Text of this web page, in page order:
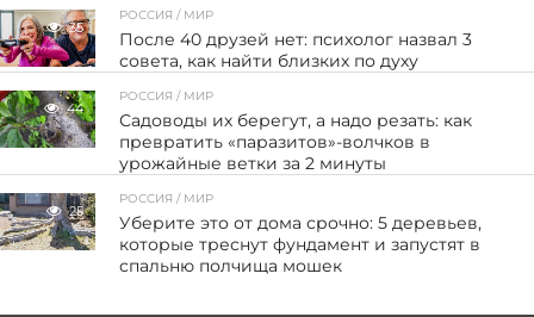
35
РОССИЯ / МИР
После 40 друзей нет: психолог назвал 3
совета, как найти близких по духу
44
РОССИЯ / МИР
Садоводы их берегут, а надо резать: как
превратить «паразитов»-волчков в
урожайные ветки за 2 минуты
25
РОССИЯ / МИР
Уберите это от дома срочно: 5 деревьев,
которые треснут фундамент и запустят в
спальню полчища мошек